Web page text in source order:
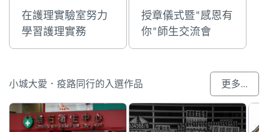
在護理實驗室努力
學習護理實務
授章儀式暨"感恩有
你"師生交流會
小城大愛．疫路同行的入選作品 更多...